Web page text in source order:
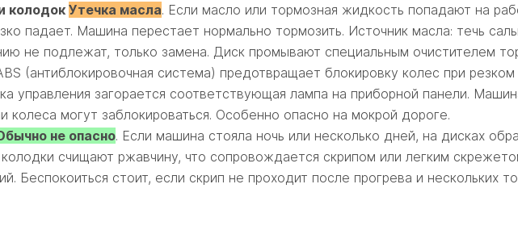
колодок Утечка масла. Если масло или тормозная жидкость попадают на
падает. Машина перестает нормально тормозить. Источник масла: течь
не подлежат, только замена. Диск промывают специальным очистителем
(антиблокировочная система) предотвращает блокировку колес при
управления загорается соответствующая лампа на приборной панели.
колеса могут заблокироваться. Особенно опасно на мокрой дороге.
не опасно. Если машина стояла ночь или несколько дней, на дисках
счищают ржавчину, что сопровождается скрипом или легким
Беспокоиться стоит, если скрип не проходит после прогрева и нескольких